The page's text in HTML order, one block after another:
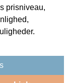
prisniveau,